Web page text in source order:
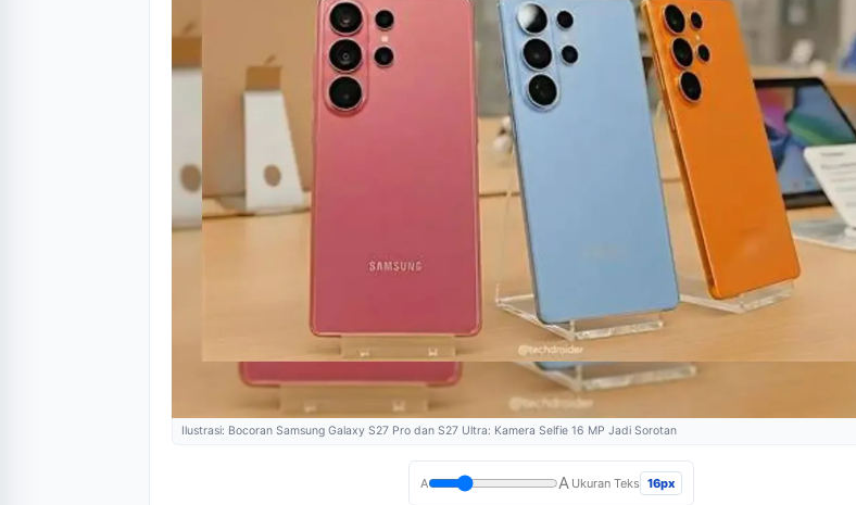
Ilustrasi: Bocoran Samsung Galaxy S27 Pro dan S27 Ultra: Kamera Selfie 16 MP Jadi Sorotan
A A Ukuran Teks 16px